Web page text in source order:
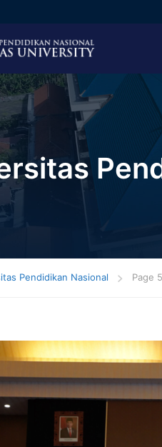
Pendidikan Nasional Page